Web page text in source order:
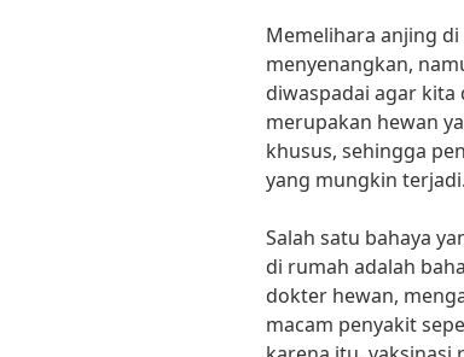
Memelihara anjing
menyenangkan,
diwaspadai agar
merupakan hewan
khusus, sehingga
yang mungkin terjadi.
Salah satu bahaya
di rumah adalah
dokter hewan,
macam penyakit